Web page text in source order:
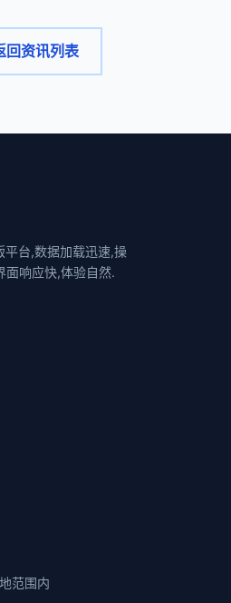
回资讯列表
台,数据加载迅速,操
面响应快,体验自然.
范围内